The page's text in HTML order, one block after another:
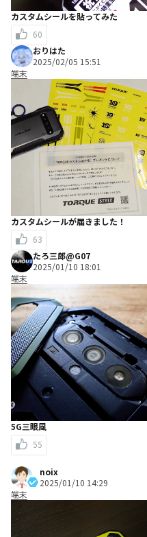
カスタムシールを貼ってみた
60
おりはた
2025/02/05 15:51
端末
カスタムシールが届きました！
63
たろ三郎@G07
2025/01/10 18:01
端末
5G三眼風
55
noix
2025/01/10 14:29
端末